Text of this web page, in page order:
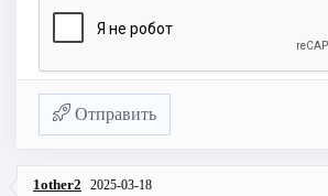
Отправить
1other2 2025-03-18